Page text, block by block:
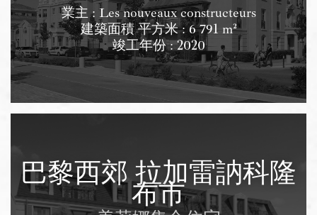
業主 : Les nouveaux constructeurs
建築面積 平方米 : 6 791 m²
竣工年份 : 2020
巴黎西郊 拉加雷訥科隆
布市